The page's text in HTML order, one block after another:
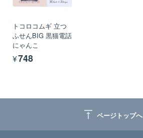
トコロコムギ 立つ
ふせんBIG 黒猫電話
にゃんこ
¥748
vertical_align_top ページトップへ